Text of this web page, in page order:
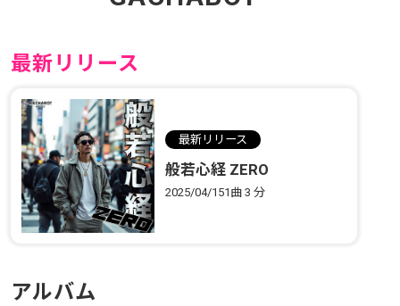
最新リリース
最新リリース
般若心経 ZERO
2025/04/151曲3 分
アルバム